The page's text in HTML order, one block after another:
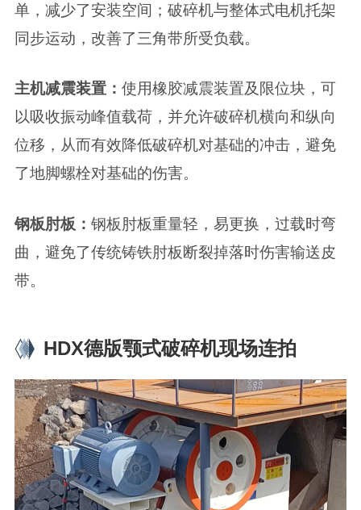
单，减少了安装空间；破碎机与整体式电机托架
同步运动，改善了三角带所受负载。
主机减震装置： 使用橡胶减震装置及限位块，可
以吸收振动峰值载荷，并允许破碎机横向和纵向
位移，从而有效降低破碎机对基础的冲击，避免
了地脚螺栓对基础的伤害。
钢板肘板： 钢板肘板重量轻，易更换，过载时弯
曲，避免了传统铸铁肘板断裂掉落时伤害输送皮
带。
HDX德版颚式破碎机现场连拍